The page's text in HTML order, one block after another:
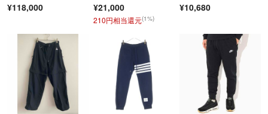
ツ リックオウエンス R
¥118,000 ¥21,000
210円相当還元(1%)
342870]
¥10,680